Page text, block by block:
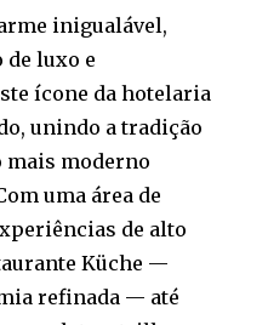
inigualável,
de luxo e
ícone da hotelaria
unindo a tradição
mais moderno
uma área de
de alto
Küche —
refinada — até